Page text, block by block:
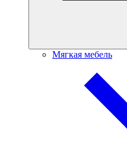
Мягкая мебель